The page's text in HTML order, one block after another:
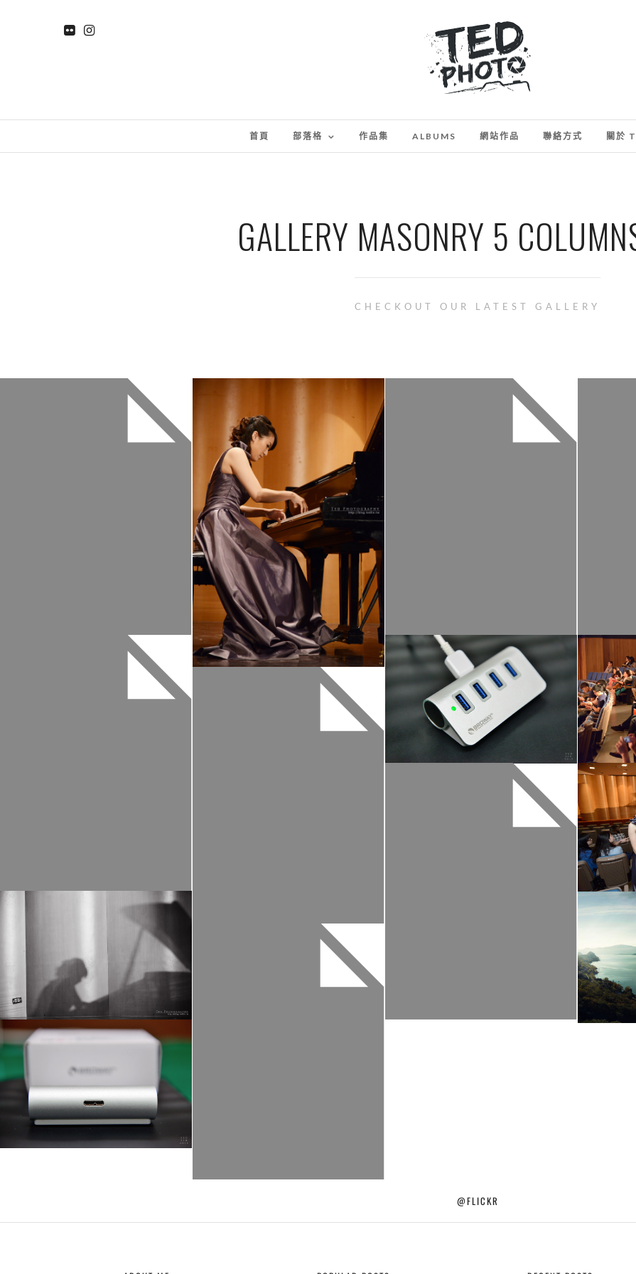
首頁 部落格 作品集 ALBUMS 網站作品 聯絡方式 關於
GALLERY MASONRY 5
CHECKOUT OUR LATEST GALLERY
@FLICKR